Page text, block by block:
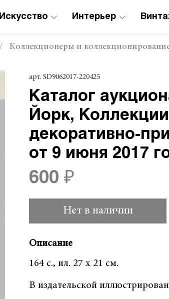
Искусство Интерьер
Коллекционеры и
арт. SD9062017-220425
Каталог
Йорк,
декоративно-
от 9 июня 2017
600 ₽
Нет в наличии
Описание
164 с., ил. 27 х 21 см.
В издательской